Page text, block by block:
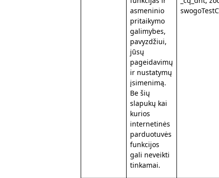
asmeninio
pritaikymo
galimybes,
pavyzdžiui,
jūsų
pageidavimų
ir nustatymų
įsimenimą.
Be šių
slapukų kai
kurios
internetinės
parduotuvės
funkcijos
gali neveikti
tinkamai.